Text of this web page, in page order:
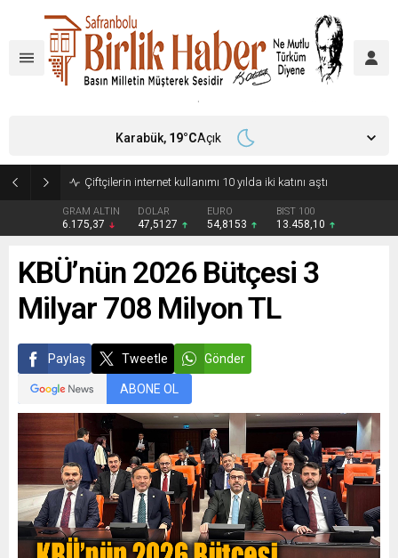
Çiftçilerin internet kullanımı 10 yılda iki katını aştı
GRAM ALTIN
6.175,37
DOLAR
47,5127
EURO
54,8153
BIST 100
13.458,10
Karabük, 19°CAçık
KBÜ’nün 2026 Bütçesi 3
Milyar 708 Milyon TL
Paylaş Tweetle Gönder
ABONE OL